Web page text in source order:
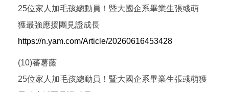
25位家人加毛孩總動員！暨大國企系畢業生張彧萌
獲最強應援團見證成長
https://n.yam.com/Article/20260616453428
(10)蕃薯藤
25位家人加毛孩總動員！暨大國企系畢業生張彧萌獲